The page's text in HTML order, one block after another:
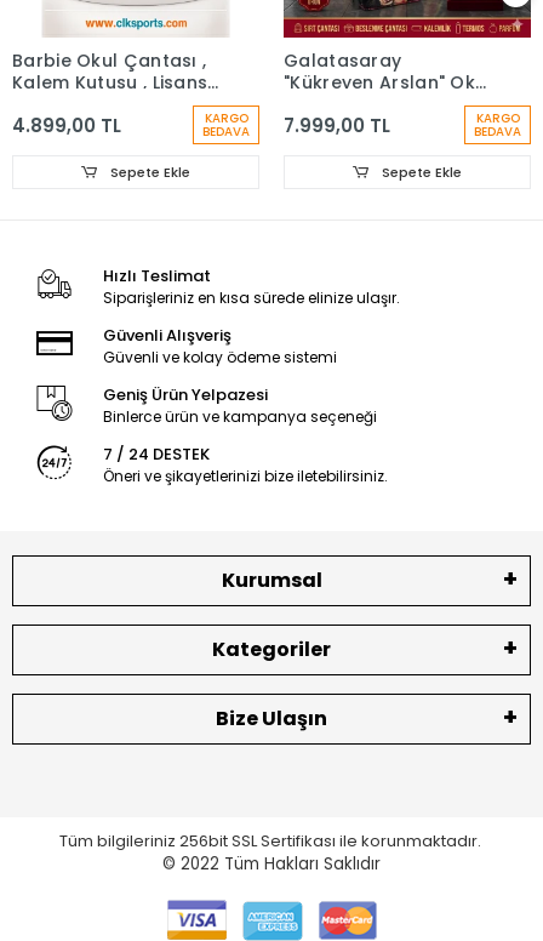
Barbie Okul Çantası ,
Kalem Kutusu , Lisanslı
4.899,00 TL KARGO
BEDAVA
Sepete Ekle
Galatasaray
"Kükreyen Arslan" Okul
Kalem Çantası, Özel
Matara Set
7.999,00 TL KARGO
BEDAVA
Sepete Ekle
Hızlı Teslimat
Siparişleriniz en kısa sürede elinize ulaşır.
Güvenli Alışveriş
Güvenli ve kolay ödeme sistemi
Geniş Ürün Yelpazesi
Binlerce ürün ve kampanya seçeneği
7 / 24 DESTEK
Öneri ve şikayetlerinizi bize iletebilirsiniz.
Kurumsal
Kategoriler
Bize Ulaşın
Tüm bilgileriniz 256bit SSL Sertifikası ile korunmaktadır.
© 2022 Tüm Hakları Saklıdır